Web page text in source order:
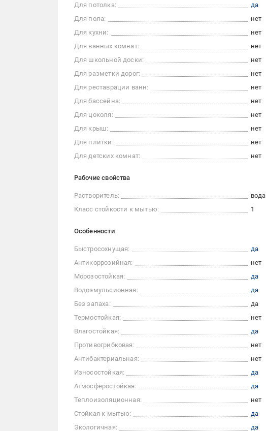
Для потолка:
да
Для пола:
нет
Для кухни:
нет
Для ванных комнат:
нет
Для школьной доски:
нет
Для разметки дорог:
нет
Для реставрации ванн:
нет
Для бассейна:
нет
Для цоколя:
нет
Для крыш:
нет
Для плитки:
нет
Для детских комнат:
нет
Рабочие свойства
Растворитель:
вода
Класс стойкости к мытью:
1
Особенности
Быстросохнущая:
да
Антикоррозийная:
нет
Морозостойкая:
да
Водоэмульсионная:
да
Без запаха:
да
Термостойкая:
нет
Влагостойкая:
да
Противогрибковая:
нет
Антибактериальная:
нет
Износостойкая:
да
Атмосферостойкая:
да
Теплоизоляционная:
нет
Стойкая к мытью:
да
Экологичная:
да